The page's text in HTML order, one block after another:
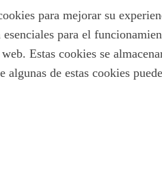
para mejorar su
esenciales para el
Estas cookies se
algunas de estas cookies